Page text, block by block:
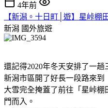
4年前
【新潟。十日町│遊】星峠棚
新潟 國外旅遊
還記得2020年冬天安排了一
新潟市區開了好長一段路來
大雪完全掩蓋了前往「星峠
門而入。